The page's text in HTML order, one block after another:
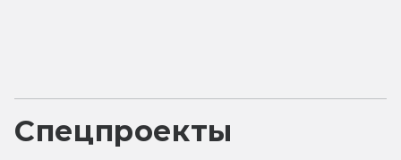
Спецпроекты